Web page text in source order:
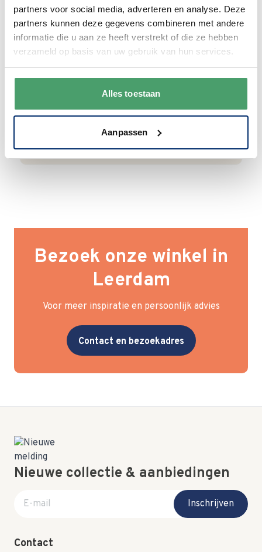
partners voor social media, adverteren en analyse. Deze
partners kunnen deze gegevens combineren met andere
informatie die u aan ze heeft verstrekt of die ze hebben
verzameld op basis van uw gebruik van hun services.
Alles toestaan
Aanpassen
Goede waardering
We krijgen een goede waardering van Onze
klanten. 9+ gemiddeld.
Bezoek onze winkel in
Leerdam
Voor meer inspiratie en persoonlijk advies
Contact en bezoekadres
Nieuwe collectie & aanbiedingen
E-mail adres
Inschrijven
Contact